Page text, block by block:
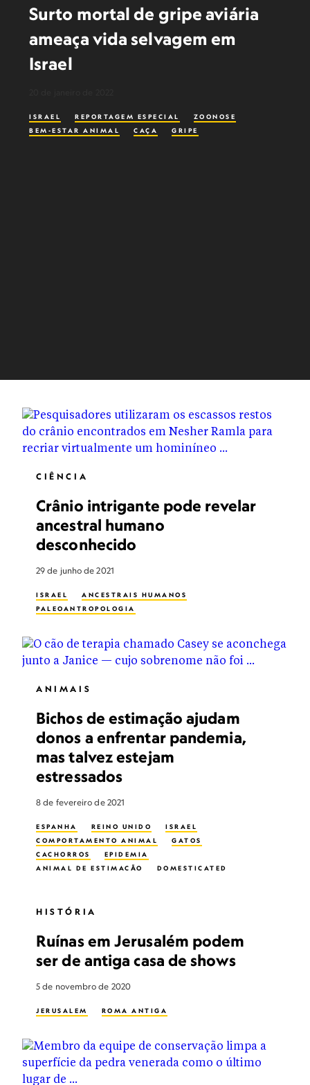
Surto mortal de gripe aviária
ameaça vida selvagem em
Israel
ISRAEL REPORTAGEM ESPECIAL
ZOONOSE
BEM-ESTAR ANIMAL
CAÇA GRIPE
CIÊNCIA
Crânio intrigante pode revelar
ancestral humano
desconhecido
29 de junho de 2021
ISRAEL
ANCESTRAIS HUMANOS
PALEOANTROPOLOGIA
ANIMAIS
Bichos de estimação ajudam
donos a enfrentar pandemia,
mas talvez estejam
estressados
8 de fevereiro de 2021
ESPANHA REINO UNIDO
ISRAEL
COMPORTAMENTO ANIMAL
GATOS
CACHORROS
EPIDEMIA
ANIMAL DE ESTIMAÇÃO
DOMESTICATED
HISTÓRIA
Ruínas em Jerusalém podem
ser de antiga casa de shows
5 de novembro de 2020
JERUSALEM ROMA ANTIGA